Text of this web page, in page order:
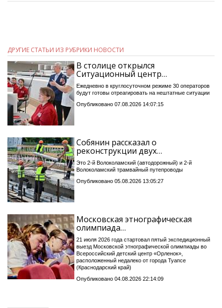
ДРУГИЕ СТАТЬИ ИЗ РУБРИКИ НОВОСТИ
В столице открылся
Ситуационный центр…
Ежедневно в круглосуточном режиме 30 операторов
будут готовы отреагировать на нештатные ситуации
Опубликовано 07.08.2026 14:07:15
Собянин рассказал о
реконструкции двух…
Это 2-й Волоколамский (автодорожный) и 2-й
Волоколамский трамвайный путепроводы
Опубликовано 05.08.2026 13:05:27
Московская этнографическая
олимпиада…
21 июля 2026 года стартовал пятый экспедиционный
выезд Московской этнографической олимпиады во
Всероссийский детский центр «Орленок»,
расположенный недалеко от города Туапсе
(Краснодарский край)
Опубликовано 04.08.2026 22:14:09